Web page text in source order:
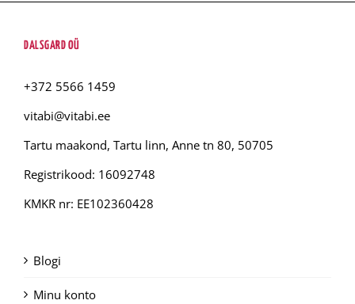
DALSGARD OÜ
+372 5566 1459
vitabi@vitabi.ee
Tartu maakond, Tartu linn, Anne tn 80, 50705
Registrikood: 16092748
KMKR nr: EE102360428
Blogi
Minu konto